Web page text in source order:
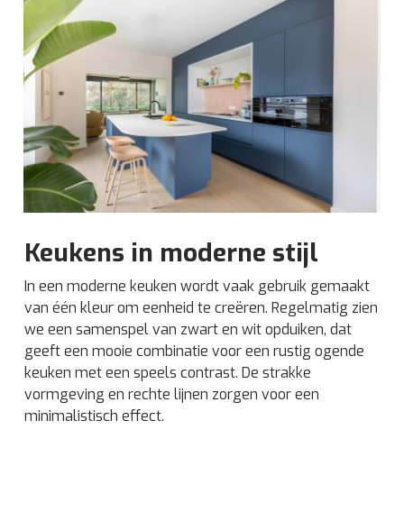
Keukens in moderne stijl
In een moderne keuken wordt vaak gebruik gemaakt
van één kleur om eenheid te creëren. Regelmatig zien
we een samenspel van zwart en wit opduiken, dat
geeft een mooie combinatie voor een rustig ogende
keuken met een speels contrast. De strakke
vormgeving en rechte lijnen zorgen voor een
minimalistisch effect.